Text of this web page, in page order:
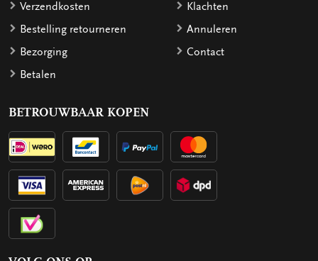
Verzendkosten
Bestelling retourneren
Bezorging
Betalen
Klachten
Annuleren
Contact
BETROUWBAAR KOPEN